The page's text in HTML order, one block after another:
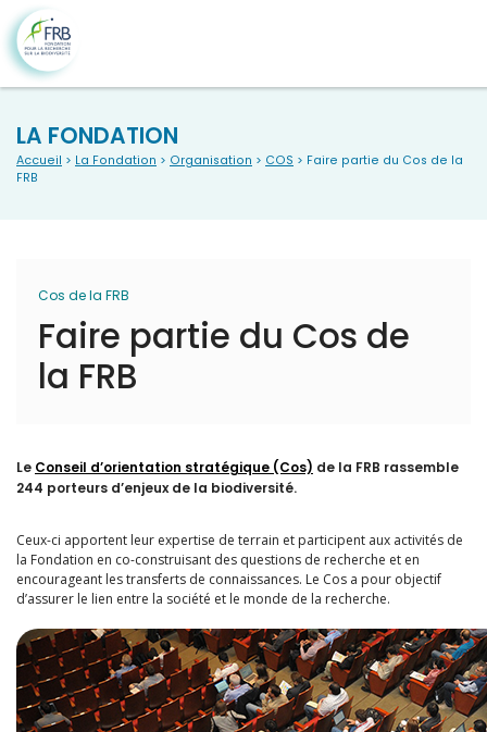
LA FONDATION
Accueil > La Fondation > Organisation > COS > Faire partie du Cos de la
FRB
Cos de la FRB
Faire partie du Cos de
la FRB
Le Conseil d’orientation stratégique (Cos) de la FRB rassemble
244 porteurs d’enjeux de la biodiversité.
Ceux-ci apportent leur expertise de terrain et participent aux activités de
la Fondation en co-construisant des questions de recherche et en
encourageant les transferts de connaissances. Le Cos a pour objectif
d’assurer le lien entre la société et le monde de la recherche.